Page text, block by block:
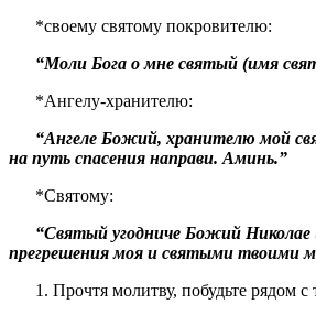
*своему святому покровителю:
“Моли Бога о мне святый (имя
*Ангелу-хранителю:
“Ангеле Божий, хранителю мой
на путь спасения направи. Аминь.”
*Святому:
“Святый угодниче Божий Николае
прегрешения моя и святыми твоими
1. Прочтя молитву, побудьте рядом